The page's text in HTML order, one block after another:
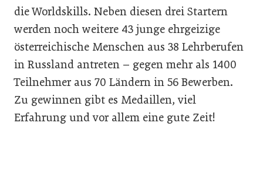
die Worldskills. Neben diesen drei Startern
werden noch weitere 43 junge ehrgeizige
österreichische Menschen aus 38 Lehrberufen
in Russland antreten – gegen mehr als 1400
Teilnehmer aus 70 Ländern in 56 Bewerben.
Zu gewinnen gibt es Medaillen, viel
Erfahrung und vor allem eine gute Zeit!